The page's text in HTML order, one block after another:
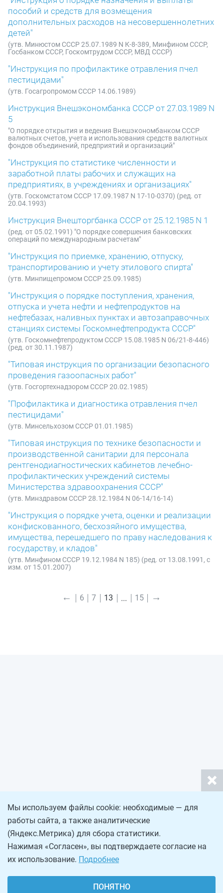
пособий и средств для возмещения
дополнительных расходов на несовершеннолетних
детей"
(утв. Минюстом СССР 25.07.1989 N К-8-389, Минфином СССР,
Госбанком СССР, Госкомтрудом СССР, МВД СССР)
"Инструкция по профилактике отравления пчел
пестицидами"
(утв. Госагропромом СССР 14.06.1989)
Инструкция Внешэкономбанка СССР от 27.03.1989 N
5
"О порядке открытия и ведения Внешэкономбанком СССР
валютных счетов, учета и использования средств валютных
фондов объединений, предприятий и организаций"
"Инструкция по статистике численности и
заработной платы рабочих и служащих на
предприятиях, в учреждениях и организациях"
(утв. Госкомстатом СССР 17.09.1987 N 17-10-0370) (ред. от
20.04.1993)
Инструкция Внешторгбанка СССР от 25.12.1985 N 1
(ред. от 05.02.1991) "О порядке совершения банковских
операций по международным расчетам"
"Инструкция по приемке, хранению, отпуску,
транспортированию и учету этилового спирта"
(утв. Минпищепромом СССР 25.09.1985)
"Инструкция о порядке поступления, хранения,
отпуска и учета нефти и нефтепродуктов на
нефтебазах, наливных пунктах и автозаправочных
станциях системы Госкомнефтепродукта СССР"
(утв. Госкомнефтепродуктом СССР 15.08.1985 N 06/21-8-446)
(ред. от 30.11.1987)
"Типовая инструкция по организации безопасного
проведения газоопасных работ"
(утв. Госгортехнадзором СССР 20.02.1985)
"Профилактика и диагностика отравления пчел
пестицидами"
(утв. Минсельхозом СССР 01.01.1985)
"Типовая инструкция по технике безопасности и
производственной санитарии для персонала
рентгенодиагностических кабинетов лечебно-
профилактических учреждений системы
Министерства здравоохранения СССР"
(утв. Минздравом СССР 28.12.1984 N 06-14/16-14)
"Инструкция о порядке учета, оценки и реализации
конфискованного, бесхозяйного имущества,
имущества, перешедшего по праву наследования к
государству, и кладов"
(утв. Минфином СССР 19.12.1984 N 185) (ред. от 13.08.1991, с
изм. от 15.01.2007)
← 6 7 13 15 →
Мы используем файлы cookie: необходимые — для
работы сайта, а также аналитические
(Яндекс.Метрика) для сбора статистики.
Нажимая «Согласен», вы подтверждаете согласие на
их использование. Подробнее
ПОНЯТНО